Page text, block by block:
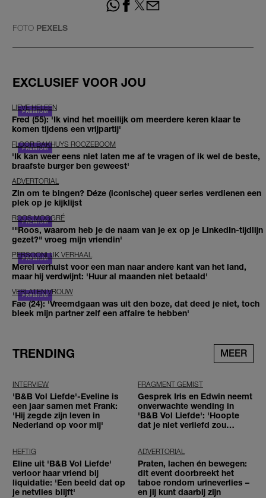
FOTO PEXELS
EXCLUSIEF VOOR JOU
LIEVE HELEEN
Fred (55): 'Ik vind het moeilijk om meerdere keren klaar te
komen tijdens een vrijpartij'
FLOOR BAKHUYS ROOZEBOOM
'Ik kan weer eens niet laten me af te vragen of ik wel de beste,
braafste burger ben geweest'
ADVERTORIAL
Zin om te bingen? Déze (iconische) queer series verdienen een
plek op je kijklijst
ROOS MOGGRÉ
'"Roos, waarom heb je de naam van je ex op je LinkedIn-tijdlijn
gezet?" vroeg mijn vriendin'
PERSOONLIJK VERHAAL
Merel verhuist voor een man naar andere kant van het land,
maar hij verdwijnt: 'Huur al maanden niet betaald'
VERLATEN VROUW
Fae (24): 'Vreemdgaan was uit den boze, dat deed je niet, toch
bleek mijn partner zelf een affaire te hebben'
TRENDING MEER
INTERVIEW
'B&B Vol Liefde'-Eveline is
een jaar samen met Frank:
'Hij zegde zijn leven in
Nederland op voor mij'
FRAGMENT GEMIST
Gesprek Iris en Edwin neemt
onverwachte wending in
'B&B Vol Liefde': 'Hoopte
dat je niet verliefd zou
HEFTIG
Eline uit 'B&B Vol Liefde'
verloor haar vriend bij
liquidatie: 'Een beeld dat op
je netvlies blijft'
ADVERTORIAL
Praten, lachen én bewegen:
dit event doorbreekt het
taboe rondom urineverlies –
en jij kunt daarbij zijn